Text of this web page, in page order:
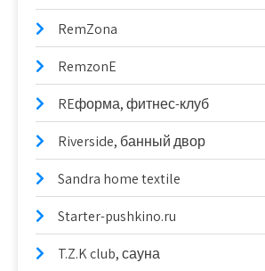
RemZona
RemzonE
REформа, фитнес-клуб
Riverside, банный двор
Sandra home textile
Starter-pushkino.ru
T.Z.K club, сауна